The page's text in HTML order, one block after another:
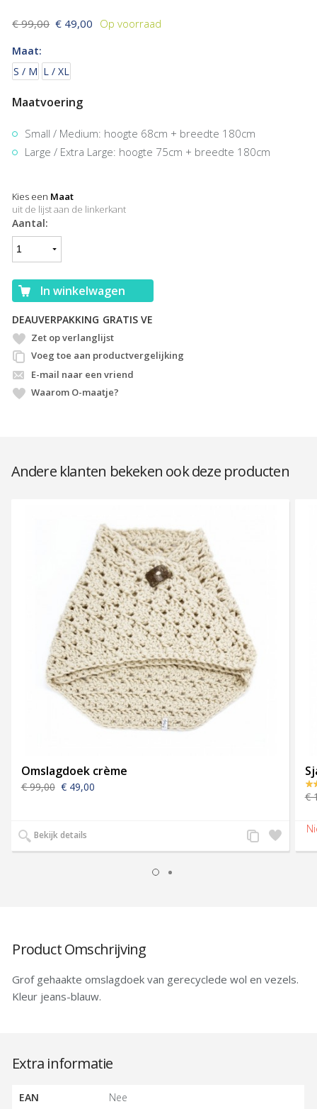
€ 99,00 € 49,00
Maat:
S / M L / XL
Maatvoering
Small / Medium: hoogte 68cm + breedte 180cm
Large / Extra Large: hoogte 75cm + breedte 180cm
Kies een Maat
uit de lijst aan de linkerkant
Aantal:
In winkelwagen
GRATIS VERZENDING
Zet op verlanglijst
Voeg toe aan productvergelijking
E-mail naar een vriend
Waarom O-maatje?
Andere klanten bekeken ook deze producten
Omslagdoek crème
€ 99,00 € 49,00
Bekijk details
Zet
op
Voeg
toe
€
Product Omschrijving
Grof gehaakte omslagdoek van gerecyclede wol en vezels.
Kleur jeans-blauw.
Extra informatie
EAN Nee